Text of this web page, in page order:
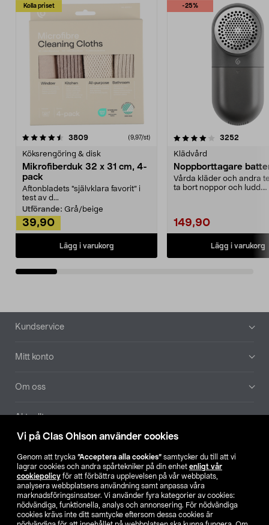
Vi på Clas Ohlson använder cookies
Genom att trycka ”Acceptera alla cookies” samtycker du till att vi
lagrar cookies och andra spårtekniker på din enhet enligt vår
cookiepolicy för att förbättra upplevelsen på vår webbplats,
analysera webbplatsens användning samt anpassa våra
marknadsföringsinsatser. Vi använder fyra kategorier av cookies:
nödvändiga, funktionella, analys och annonsering. För nödvändiga
cookies krävs inte ditt samtycke eftersom dessa cookies är
Kolla priset
3809recensioner (9,97/st)
Köksrengöring & disk
Mikrofiberduk 32 x 31 cm, 4-
pack
Aftonbladets "självklara favorit” i
test av d...
Utförande: Grå/beige
39,90
Lägg i varukorg
-25%
4.0av 5 stjärnor 3252
Klädvård
Noppborttagare
Vårda kläder och andra
ta bort noppor och ludd.
149,90
Lägg i varukorg
4.5av 5 stjärnor
Sidfot
Kundservice
Mitt konto
Om oss
Aktuellt
Hitta butik
SE NO FI